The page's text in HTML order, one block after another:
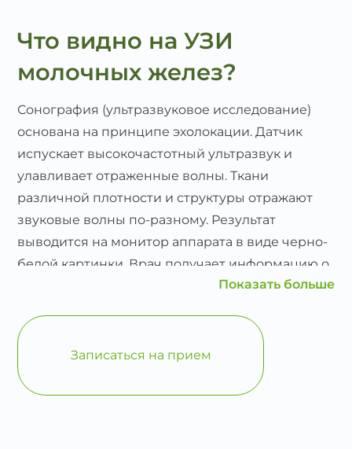
Что видно на УЗИ
молочных желез?
Сонография (ультразвуковое исследование)
основана на принципе эхолокации. Датчик
испускает высокочастотный ультразвук и
улавливает отраженные волны. Ткани
различной плотности и структуры отражают
звуковые волны по-разному. Результат
выводится на монитор аппарата в виде черно-
белой картинки. Врач получает информацию о
состоянии груди, регионарных лимфатических
режиме реального времени.
На изображении видны железистая и жировая
ткань груди, маммолог – узист может оценить
Показать больше
Записаться на прием